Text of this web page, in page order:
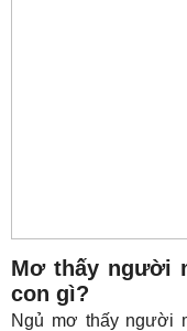
Mơ thấy người
con gì?
Ngủ mơ thấy người